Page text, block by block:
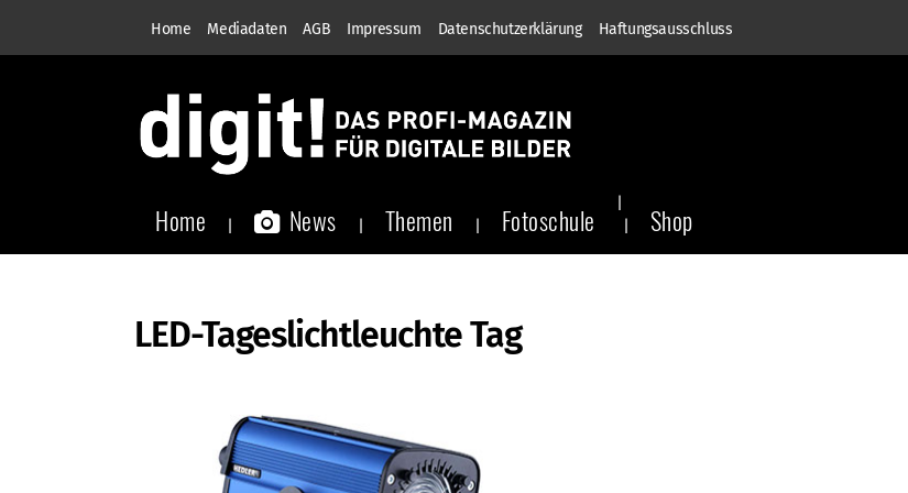
Home Mediadaten AGB Impressum Datenschutzerklärung Haftungsausschluss
Home News Themen Fotoschule Shop
LED-Tageslichtleuchte Tag